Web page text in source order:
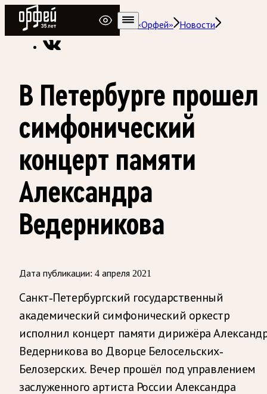
Радио Орфей
Радио классической музыки «Орфей»
Новости
В Петербурге прошел
симфонический
концерт памяти
Александра
Ведерникова
Дата публикации: 4 апреля 2021
Санкт-Петербургский государственный
академический симфонический оркестр
исполнил концерт памяти дирижёра
Ведерникова во Дворце Белосельских-
Белозерских. Вечер прошёл под управлением
заслуженного артиста России Александра